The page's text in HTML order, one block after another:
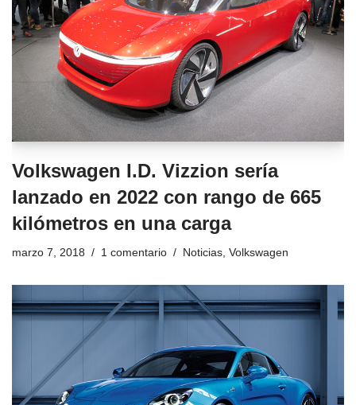
Volkswagen I.D. Vizzion sería
lanzado en 2022 con rango de 665
kilómetros en una carga
marzo 7, 2018 1 comentario Noticias Volkswagen